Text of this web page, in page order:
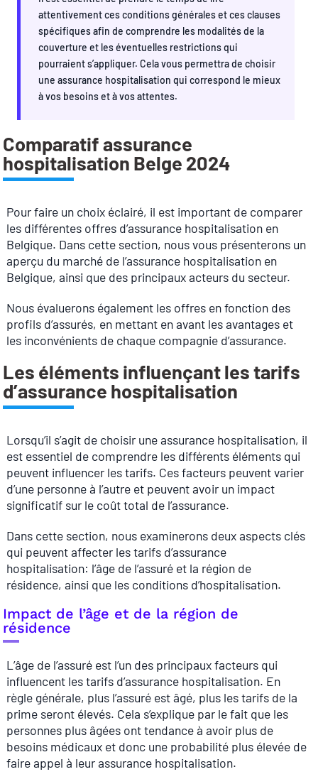
attentivement ces conditions générales et ces clauses
spécifiques afin de comprendre les modalités de la
couverture et les éventuelles restrictions qui
pourraient s’appliquer. Cela vous permettra de choisir
une assurance hospitalisation qui correspond le mieux
à vos besoins et à vos attentes.
Comparatif assurance
hospitalisation Belge 2024
Pour faire un choix éclairé, il est important de comparer
les différentes offres d’assurance hospitalisation en
Belgique. Dans cette section, nous vous présenterons un
aperçu du marché de l’assurance hospitalisation en
Belgique, ainsi que des principaux acteurs du secteur.
Nous évaluerons également les offres en fonction des
profils d’assurés, en mettant en avant les avantages et
les inconvénients de chaque compagnie d’assurance.
Les éléments influençant les tarifs
d’assurance hospitalisation
Lorsqu’il s’agit de choisir une assurance hospitalisation, il
est essentiel de comprendre les différents éléments qui
peuvent influencer les tarifs. Ces facteurs peuvent varier
d’une personne à l’autre et peuvent avoir un impact
significatif sur le coût total de l’assurance.
Dans cette section, nous examinerons deux aspects clés
qui peuvent affecter les tarifs d’assurance
hospitalisation: l’âge de l’assuré et la région de
résidence, ainsi que les conditions d’hospitalisation.
Impact de l’âge et de la région de
résidence
L’âge de l’assuré est l’un des principaux facteurs qui
influencent les tarifs d’assurance hospitalisation. En
règle générale, plus l’assuré est âgé, plus les tarifs de la
prime seront élevés. Cela s’explique par le fait que les
personnes plus âgées ont tendance à avoir plus de
besoins médicaux et donc une probabilité plus élevée de
faire appel à leur assurance hospitalisation.